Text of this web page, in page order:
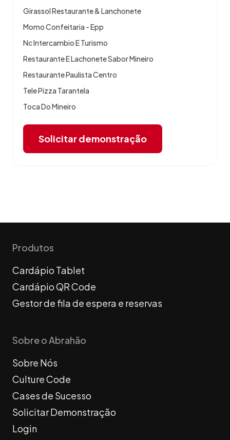
Girassol Restaurante & Lanchonete
Momo Confeitaria - Epp
Nc Intercambio E Turismo
Restaurante E Lachonete Sabor Mineiro
Restaurante Paulista Centro
Tele Pizza Tarantela
Toca Do Mineiro
Solicitar demonstração
Produtos
Cardápio Tablet
Cardápio QR Code
Gestor de fila de espera e reservas
Sobre o Abrahão
Sobre Nós
Culture Code
Cases de Sucesso
Solicitar Demonstração
Login